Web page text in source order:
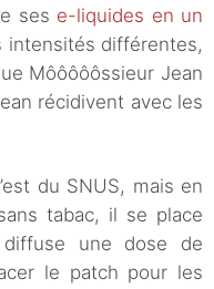
ses e-liquides en un
intensités différentes,
Môôôôôssieur Jean
récidivent avec les
du SNUS, mais en
tabac, il se place
une dose de
le patch pour les